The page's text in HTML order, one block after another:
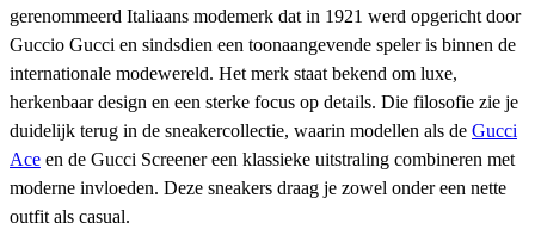
gerenommeerd Italiaans modemerk dat in 1921 werd opgericht door
Guccio Gucci en sindsdien een toonaangevende speler is binnen de
internationale modewereld. Het merk staat bekend om luxe,
herkenbaar design en een sterke focus op details. Die filosofie zie je
duidelijk terug in de sneakercollectie, waarin modellen als de Gucci
Ace en de Gucci Screener een klassieke uitstraling combineren met
moderne invloeden. Deze sneakers draag je zowel onder een nette
outfit als casual.